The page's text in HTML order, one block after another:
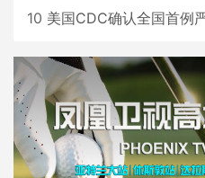
10 美国CDC确认全国首例严重